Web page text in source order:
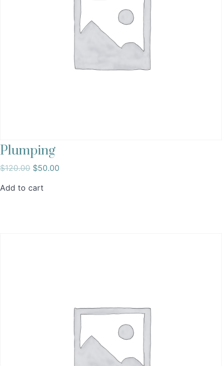
Plumping
$120.00 $50.00
Add to cart